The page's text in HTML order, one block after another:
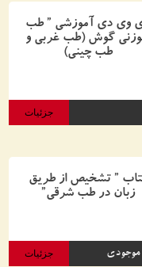
دی آموزشی ” طب
گوش (طب غربی و
طب چینی)
جزئیات
” تشخیص از طریق
در طب شرقی”
جزئیات